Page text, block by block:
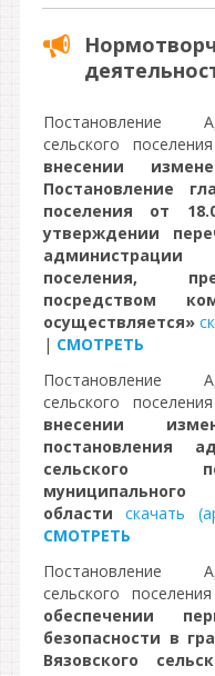
Постановление
сельского
внесении
Постановление
поселения от
утверждении
администрации
поселения,
посредством
осуществляется»
| СМОТРЕТЬ
Постановление
сельского
внесении
постановления
сельского
области
скачать
СМОТРЕТЬ
Постановление
сельского
обеспечении
безопасности в
Вязовского